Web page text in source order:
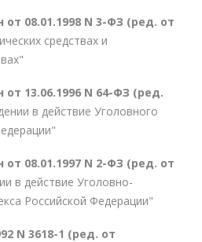
08.01.1998 N 3-ФЗ (ред. от
средствах и
13.06.1996 N 64-ФЗ (ред.
в действие Уголовного
08.01.1997 N 2-ФЗ (ред. от
в действие Уголовно-
Российской Федерации"
N 3618-1 (ред. от